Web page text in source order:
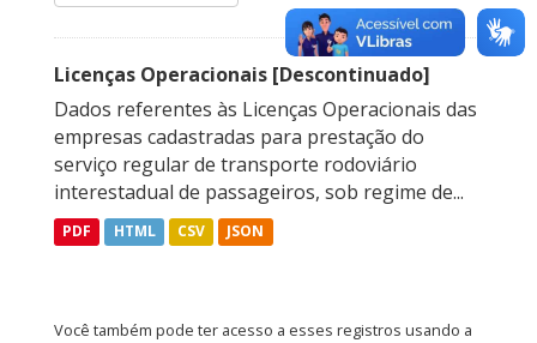
Licenças Operacionais [Descontinuado]
Dados referentes às Licenças Operacionais das
empresas cadastradas para prestação do
serviço regular de transporte rodoviário
interestadual de passageiros, sob regime de...
PDF HTML CSV JSON
Você também pode ter acesso a esses registros usando a